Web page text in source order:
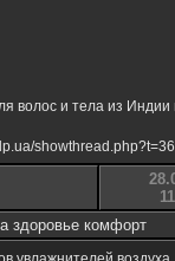
волос и тела из Индии
здоровье комфорт